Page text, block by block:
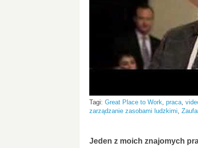
Tagi: Great Place to Work, praca,
zarządzanie zasobami ludzkimi,
Jeden z moich znajomych